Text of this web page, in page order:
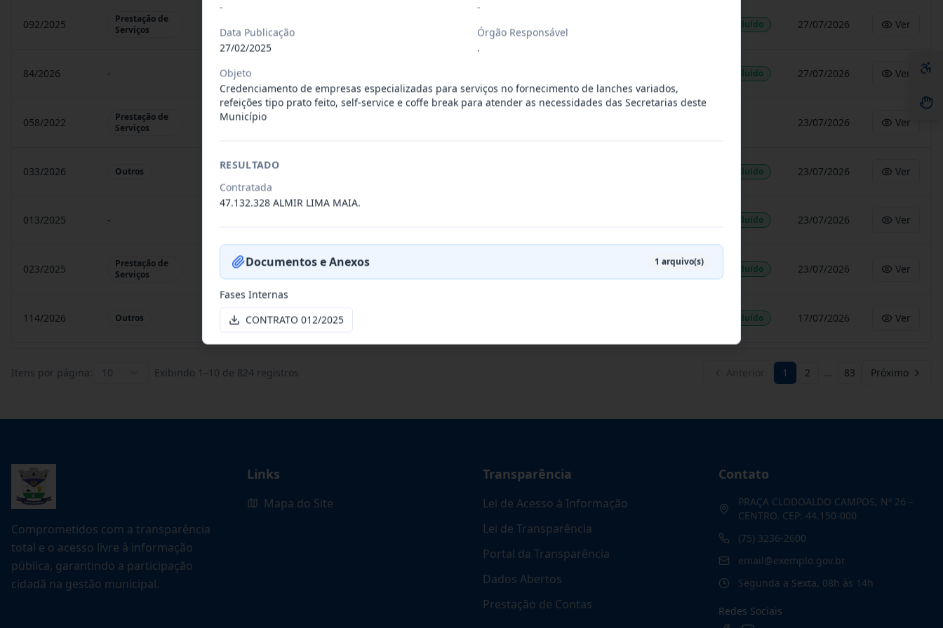
092/2025
Prestação de
Serviços
O presente Termo Aditivo tem como objeto a Contratação De Em Concluído 27/07/2026 Ver
84/2026 - O Presente Termo Aditivo tem como objeto a Contratação De Em Concluído 27/07/2026 Ver
058/2022
Prestação de
Serviços
O presente termo aditivo Prorrogação tem como objeto Contrat 23/07/2026 Ver
033/2026 Outros Constitui objeto do presente Termo Aditivo de Valor ao contr Concluído 23/07/2026 Ver
013/2025 - Concluído 23/07/2026 Ver
023/2025
Prestação de
Serviços
O presente Termo Aditivo de Prazo tem como Objeto a contrata Concluído 23/07/2026 Ver
114/2026 Outros Contratação De Empresa Especializada Para Fornecimento De Li Concluído 17/07/2026 Ver
Itens por página: 10 Exibindo 1 –10 de 824 registros 1 2 … 83 Próximo
Comprometidos com a transparência
total e o acesso livre à informação
pública, garantindo a participação
cidadã na gestão municipal.
Links
Mapa do Site
Transparência
Lei de Acesso à Informação
Lei de Transparência
Portal da Transparência
Dados Abertos
Prestação de Contas
Contato
PRAÇA CLODOALDO CAMPOS, Nº 26 –
CENTRO. CEP: 44.150-000
(75) 3236-2600
email@exemplo.gov.br
Segunda a Sexta, 08h às 14h
Redes Sociais
-
-
Data Publicação
27/02/2025
Órgão Responsável
.
Objeto
Credenciamento de empresas especializadas para serviços no fornecimento de lanches variados,
refeições tipo prato feito, self-service e coffe break para atender as necessidades das Secretarias deste
Município
RESULTADO
Contratada
47.132.328 ALMIR LIMA MAIA.
Documentos e Anexos 1 arquivo(s)
Fases Internas
CONTRATO 012/2025